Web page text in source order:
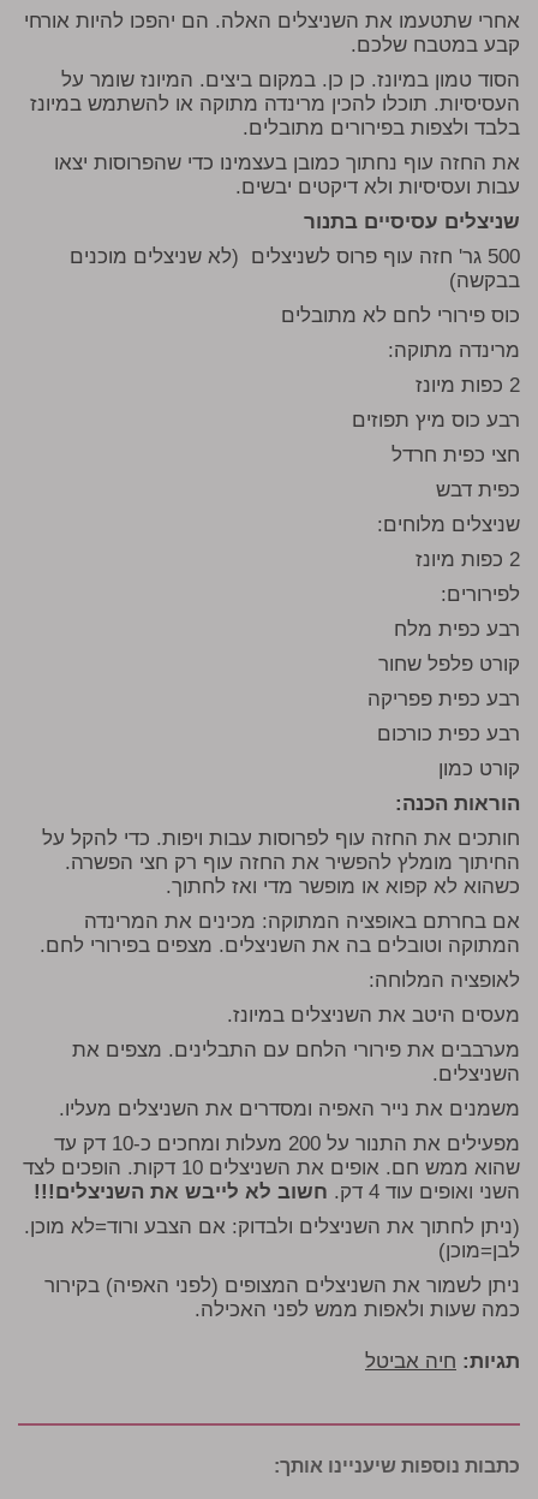
אחרי שתטעמו את השניצלים האלה. הם יהפכו להיות אורחי
קבע במטבח שלכם.
הסוד טמון במיונז. כן כן. במקום ביצים. המיונז שומר על
העסיסיות. תוכלו להכין מרינדה מתוקה או להשתמש במיונז
בלבד ולצפות בפירורים מתובלים.
את החזה עוף נחתוך כמובן בעצמינו כדי שהפרוסות יצאו
עבות ועסיסיות ולא דיקטים יבשים.
שניצלים עסיסיים בתנור
500 גר' חזה עוף פרוס לשניצלים (לא שניצלים מוכנים
בבקשה)
כוס פירורי לחם לא מתובלים
מרינדה מתוקה:
2 כפות מיונז
רבע כוס מיץ תפוזים
חצי כפית חרדל
כפית דבש
שניצלים מלוחים:
2 כפות מיונז
לפירורים:
רבע כפית מלח
קורט פלפל שחור
רבע כפית פפריקה
רבע כפית כורכום
קורט כמון
הוראות הכנה:
חותכים את החזה עוף לפרוסות עבות ויפות. כדי להקל על
החיתוך מומלץ להפשיר את החזה עוף רק חצי הפשרה.
כשהוא לא קפוא או מופשר מדי ואז לחתוך.
אם בחרתם באופציה המתוקה: מכינים את המרינדה
המתוקה וטובלים בה את השניצלים. מצפים בפירורי לחם.
לאופציה המלוחה:
מעסים היטב את השניצלים במיונז.
מערבבים את פירורי הלחם עם התבלינים. מצפים את
השניצלים.
משמנים את נייר האפיה ומסדרים את השניצלים מעליו.
מפעילים את התנור על 200 מעלות ומחכים כ-10 דק עד
שהוא ממש חם. אופים את השניצלים 10 דקות. הופכים לצד
השני ואופים עוד 4 דק.
חשוב לא לייבש את השניצלים!!!
(ניתן לחתוך את השניצלים ולבדוק: אם הצבע ורוד=לא מוכן.
לבן=מוכן)
ניתן לשמור את השניצלים המצופים (לפני האפיה) בקירור
כמה שעות ולאפות ממש לפני האכילה.
תגיות: חיה אביטל
כתבות נוספות שיעניינו אותך: